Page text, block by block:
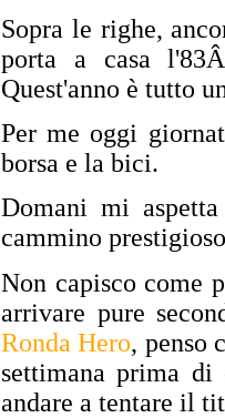
Sopra le righe,
porta a casa
Quest'anno è tutto
Per me oggi
borsa e la bici.
Domani mi
cammino
Non capisco come
arrivare pure
Ronda Hero, penso
settimana prima di
andare a tentare il